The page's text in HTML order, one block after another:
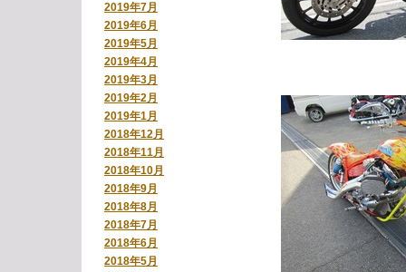
2019年7月
2019年6月
2019年5月
2019年4月
2019年3月
2019年2月
2019年1月
2018年12月
2018年11月
2018年10月
2018年9月
2018年8月
2018年7月
2018年6月
2018年5月